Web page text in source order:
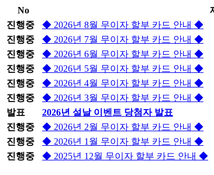
No
진행중
◆ 2026년 8월 무이자 할부 카드 안내 ◆
진행중
◆ 2026년 7월 무이자 할부 카드 안내 ◆
진행중
◆ 2026년 6월 무이자 할부 카드 안내 ◆
진행중
◆ 2026년 5월 무이자 할부 카드 안내 ◆
진행중
◆ 2026년 4월 무이자 할부 카드 안내 ◆
진행중
◆ 2026년 3월 무이자 할부 카드 안내 ◆
발표
2026년 설날 이벤트 당첨자 발표
진행중
◆ 2026년 2월 무이자 할부 카드 안내 ◆
진행중
◆ 2026년 1월 무이자 할부 카드 안내 ◆
진행중
◆ 2025년 12월 무이자 할부 카드 안내 ◆